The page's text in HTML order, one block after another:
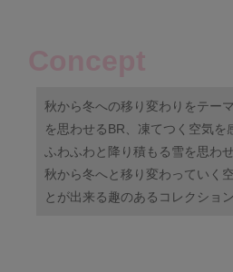
秋から冬への移り変わりをテー
を思わせるBR、凍てつく空気を
ふわふわと降り積もる雪を思わせ
秋から冬へと移り変わっていく
とが出来る趣のあるコレクション